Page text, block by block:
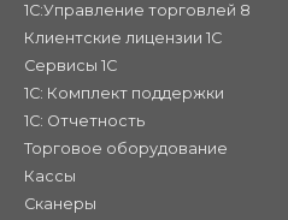
1С:Управление торговлей 8
Клиентские лицензии 1С
Сервисы 1С
1С: Комплект поддержки
1С: Отчетность
Торговое оборудование
Кассы
Сканеры